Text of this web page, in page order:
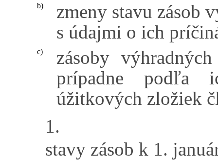
b)
zmeny stavu zásob
s údajmi o ich
c)
zásoby
prípadne podľa
úžitkových zložiek
1.
stavy zásob k 1.